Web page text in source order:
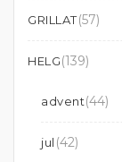
GRILLAT(57)
HELG(139)
advent(44)
jul (42)